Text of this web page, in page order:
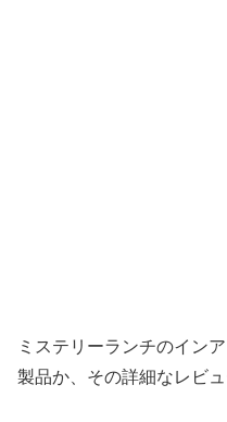
ミステリーランチのイン
製品か、その詳細なレビ